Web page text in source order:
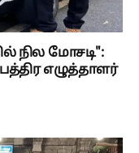
நில மோசடி":
எழுத்தாளர்